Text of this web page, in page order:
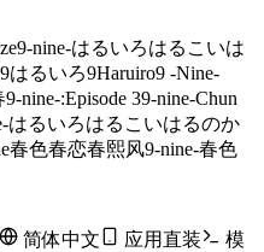
9-nine-はるいろはるこいは
9はるいろ9Haruiro9 -Nine-
9-nine-:Episode 39-nine-Chun
はるいろはるこいはるのか
春色春恋春熙风9-nine-春色
简体中文 应用直装
模